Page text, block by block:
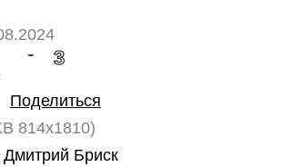
3
Поделиться
814x1810)
Дмитрий Бриск